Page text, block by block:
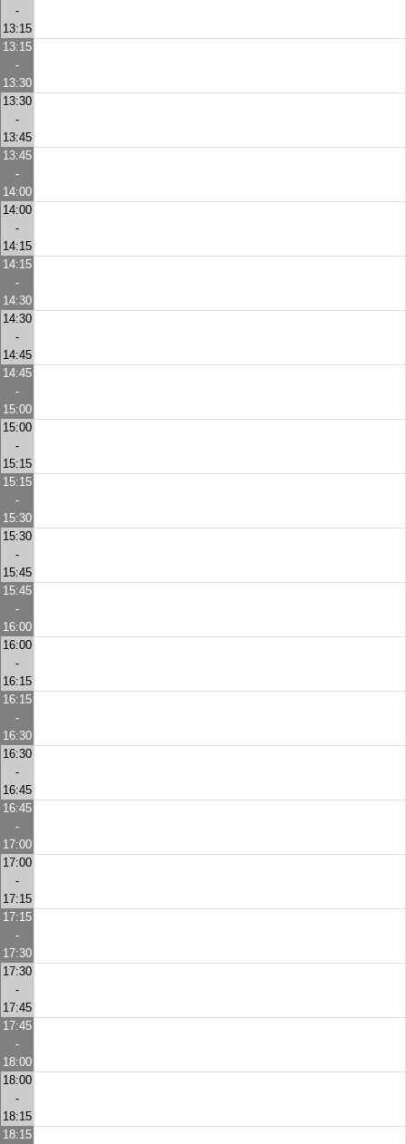
-
13:15
13:15
-
13:30
13:30
-
13:45
13:45
-
14:00
14:00
-
14:15
14:15
-
14:30
14:30
-
14:45
14:45
-
15:00
15:00
-
15:15
15:15
-
15:30
15:30
-
15:45
15:45
-
16:00
16:00
-
16:15
16:15
-
16:30
16:30
-
16:45
16:45
-
17:00
17:00
-
17:15
17:15
-
17:30
17:30
-
17:45
17:45
-
18:00
18:00
-
18:15
18:15